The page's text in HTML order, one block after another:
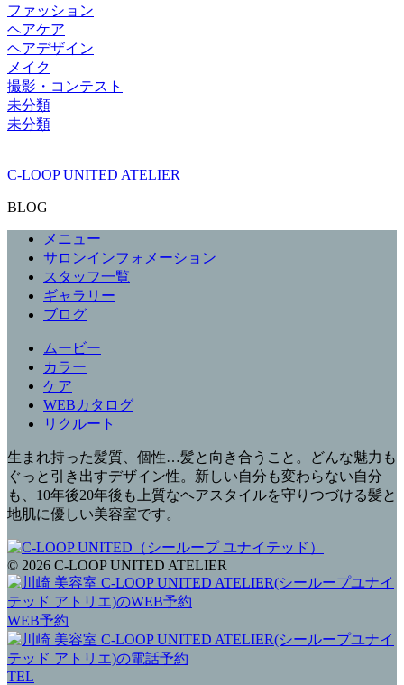
ファッション
ヘアケア
ヘアデザイン
メイク
撮影・コンテスト
未分類
未分類
C-LOOP UNITED ATELIER
BLOG
メニュー
サロンインフォメーション
スタッフ一覧
ギャラリー
ブログ
ムービー
カラー
ケア
WEBカタログ
リクルート
生まれ持った髪質、個性…髪と向き合うこと。どんな魅力も
ぐっと引き出すデザイン性。新しい自分も変わらない自分
も、10年後20年後も上質なヘアスタイルを守りつづける髪と
地肌に優しい美容室です。
© 2026 C-LOOP UNITED ATELIER
WEB予約
TEL